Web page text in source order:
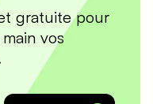
gratuite pour
vos